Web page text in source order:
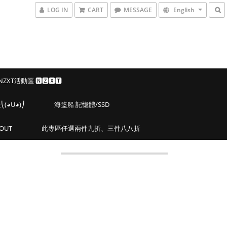
LOG IN CART MESSAGE English
活動區 🅽🆉🆇🆃
海盜船 記憶體/SSD
此專區任選兩件九折、三件八八折